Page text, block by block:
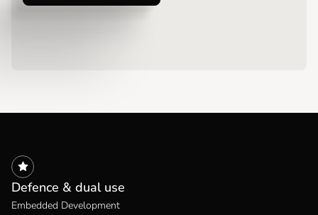
Defence & dual use
Embedded Development